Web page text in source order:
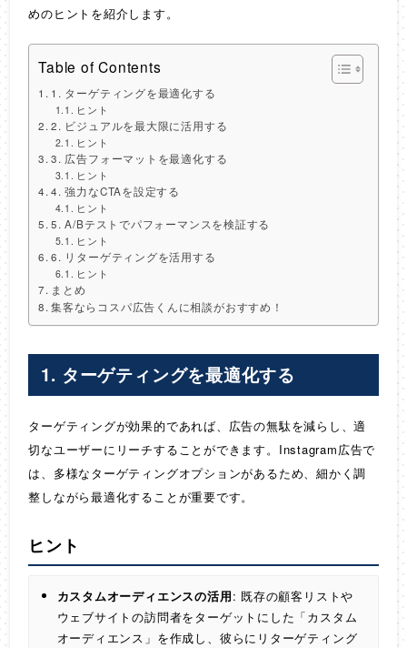
めのヒントを紹介します。
Table of Contents
1. ターゲティングを最適化する
ヒント
2. ビジュアルを最大限に活用する
ヒント
3. 広告フォーマットを最適化する
ヒント
4. 強力なCTAを設定する
ヒント
5. A/Bテストでパフォーマンスを検証する
ヒント
6. リターゲティングを活用する
ヒント
まとめ
集客ならコスパ広告くんに相談がおすすめ！
1. ターゲティングを最適化する
ターゲティングが効果的であれば、広告の無駄を減らし、適
切なユーザーにリーチすることができます。Instagram広告で
は、多様なターゲティングオプションがあるため、細かく調
整しながら最適化することが重要です。
ヒント
カスタムオーディエンスの活用: 既存の顧客リストや
ウェブサイトの訪問者をターゲットにした「カスタム
オーディエンス」を作成し、彼らにリターゲティング